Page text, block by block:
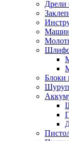
Дрели
Блоки